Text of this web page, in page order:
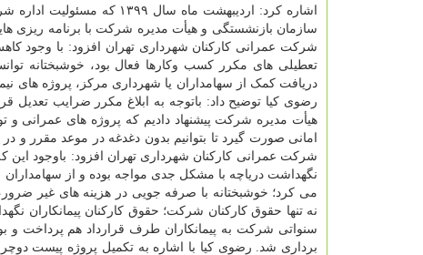
اشاره کرد: اردیبهشت ماه
سازمان بازنشستگی و هیأت مدیره شرکت با برنامه ریزی
شرکت عمرانی کارکنان شهرداری تهران افزود: با وجود
دریافت کمک از سهامداران یا شهرداری مرکز، پروژه های
رضوی کیا توضیح داد: باتوجه به ابلاغ مکرر ضرایب تعدیل
هیأت مدیره شرکت پیشنهاد دادیم که پروژه های عمرانی و
امانی صورت گیرد تا بتوانیم بدون دغدغه در موعد مقرر و
شرکت عمرانی کارکنان شهرداری تهران افزود: باوجود
نگهداشت دریاچه با مشکل جدی مواجه بوده و از
می کرد؛ خوشبختانه با صرفه جویی در هزینه های غیر
نه تنها حقوق کارکنان شرکت؛ حقوق کارکنان پیمانکاران
سنواتی شرکت به پیمانکاران طرف قرارداد هم پرداخت و
برداری شد. رضوی کیا با اشاره به تکمیل پروژه پیست